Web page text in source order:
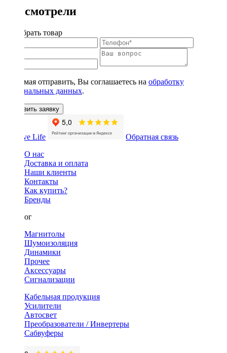
Вы смотрели
Подобрать товар
Нажимая отправить, Вы соглашаетесь на обработку
персональных данных.
Оставить заявку
Обратная связь
О нас
Доставка и оплата
Наши клиенты
Контакты
Как купить?
Бренды
Каталог
Магнитолы
Шумоизоляция
Динамики
Прочее
Аксессуары
Сигнализации
Кабельная продукция
Усилители
Автосвет
Преобразователи / Инвертеры
Сабвуферы